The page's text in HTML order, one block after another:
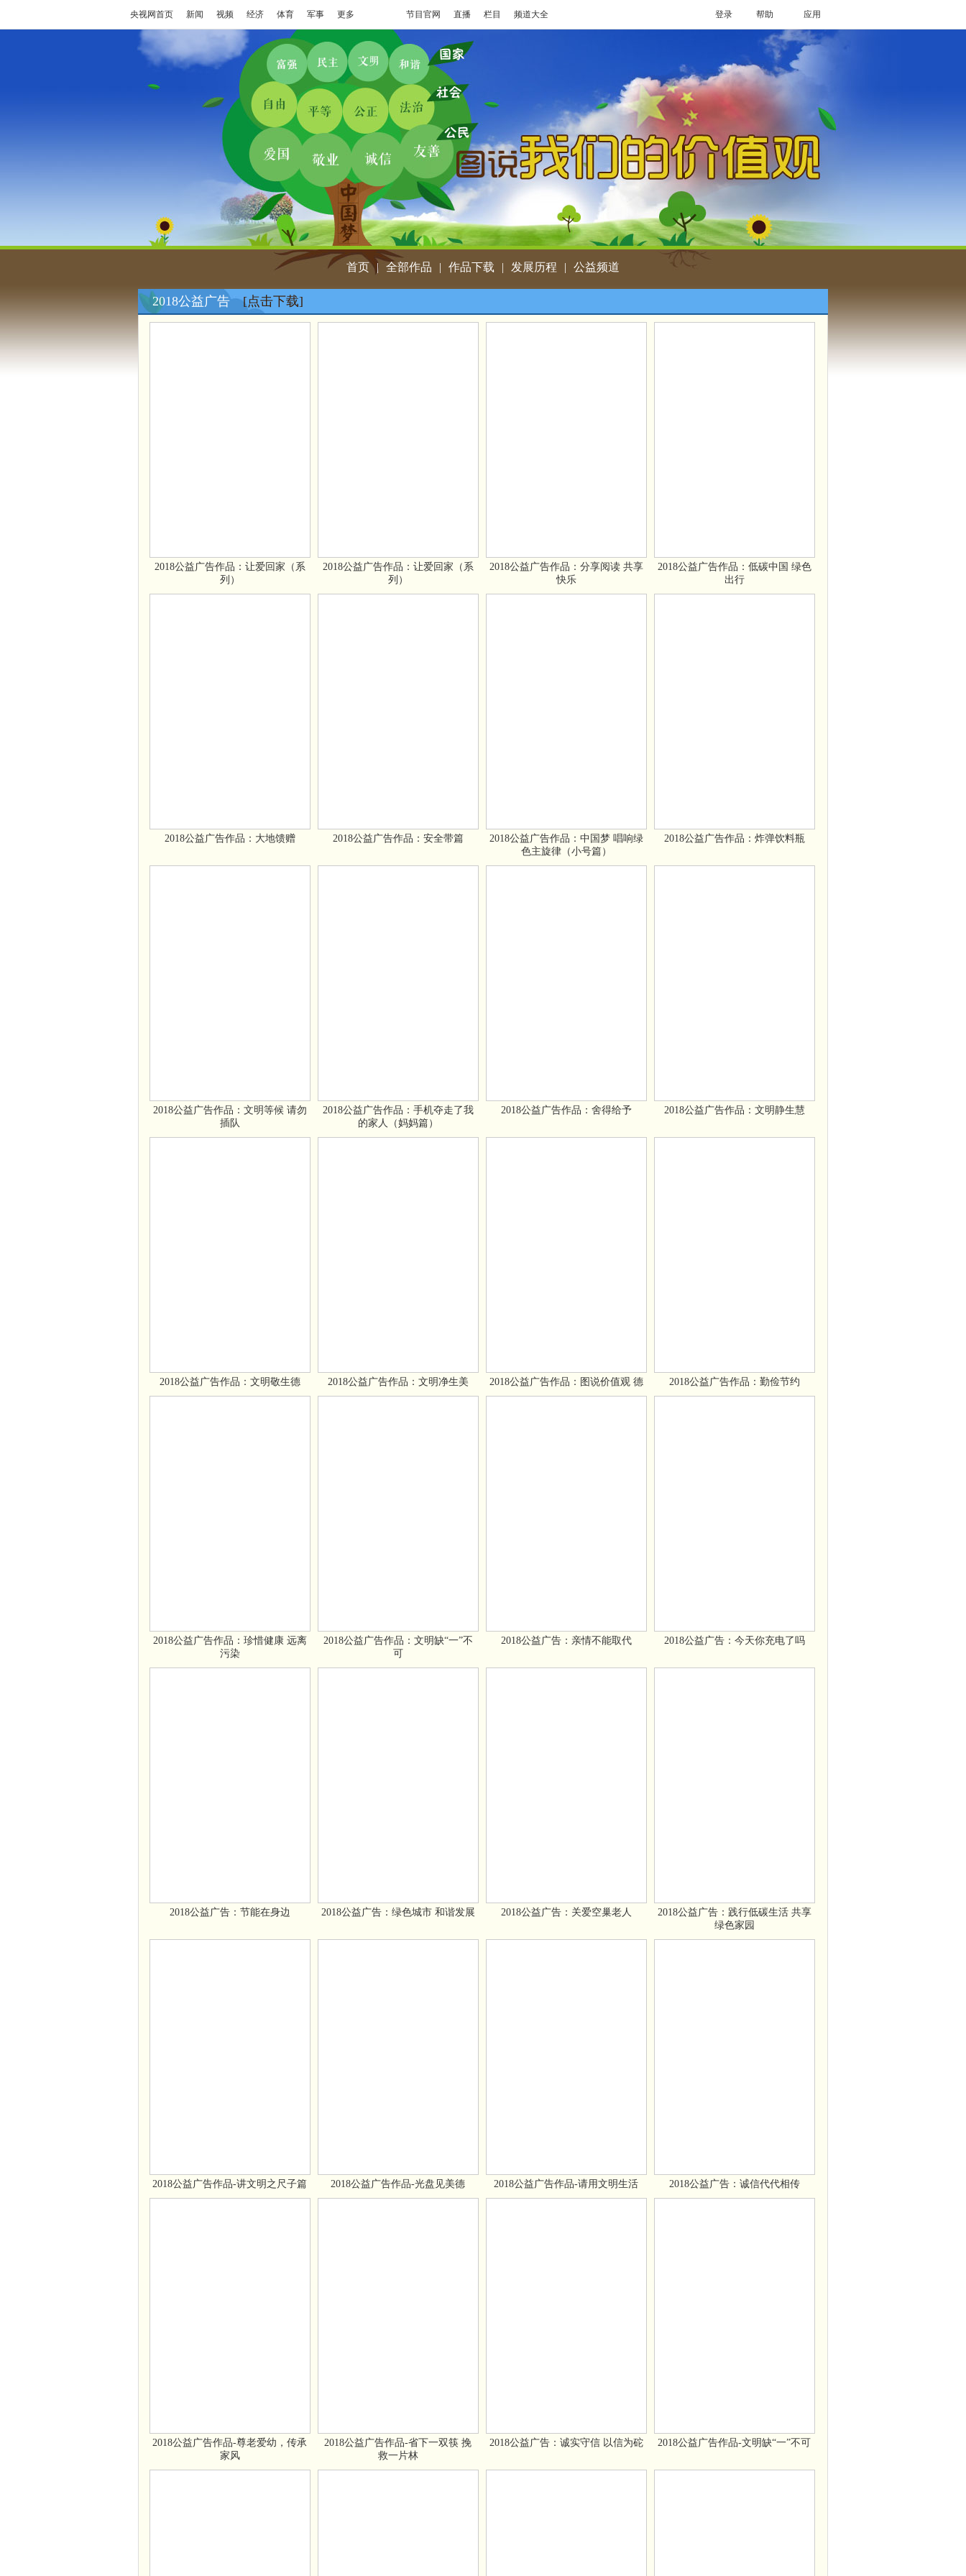
央视网首页 新闻 视频 经济 体育 军事 更多 节目官网 直播 栏目 频道大全 帮助 应用
登录
首页 | 全部作品 | 作品下载 | 发展历程 | 公益频道
2018公益广告[点击下载]
2018公益广告作品：让爱回家（系
列）
2018公益广告作品：让爱回家（系
列）
2018公益广告作品：分享阅读 共享
快乐
2018公益广告作品：低碳中国 绿色
出行
2018公益广告作品：大地馈赠 2018公益广告作品：安全带篇
2018公益广告作品：中国梦 唱响绿
色主旋律（小号篇）
2018公益广告作品：炸弹饮料瓶
2018公益广告作品：文明等候 请勿
插队
2018公益广告作品：手机夺走了我
的家人（妈妈篇）
2018公益广告作品：舍得给予 2018公益广告作品：文明静生慧
2018公益广告作品：文明敬生德 2018公益广告作品：文明净生美 2018公益广告作品：图说价值观 德 2018公益广告作品：勤俭节约
2018公益广告作品：珍惜健康 远离
污染
2018公益广告作品：文明缺“一”不
可
2018公益广告：亲情不能取代 2018公益广告：今天你充电了吗
2018公益广告：节能在身边 2018公益广告：绿色城市 和谐发展 2018公益广告：关爱空巢老人
2018公益广告：践行低碳生活 共享
绿色家园
2018公益广告作品-讲文明之尺子篇 2018公益广告作品-光盘见美德 2018公益广告作品-请用文明生活 2018公益广告：诚信代代相传
2018公益广告作品-尊老爱幼，传承
家风
2018公益广告作品-省下一双筷 挽
救一片林
2018公益广告：诚实守信 以信为砣 2018公益广告作品-文明缺“一”不可